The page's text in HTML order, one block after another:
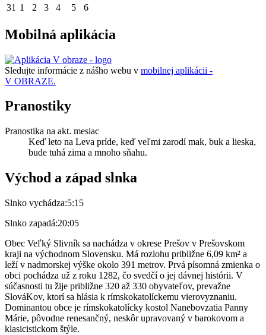
31 1 2 3 4 5 6
Mobilná aplikácia
Sledujte informácie z nášho webu v mobilnej aplikácii -
V OBRAZE.
Pranostiky
Pranostika na akt. mesiac
Keď leto na Leva príde, keď veľmi zarodí mak, buk a lieska,
bude tuhá zima a mnoho sňahu.
Východ a západ slnka
Slnko vychádza:5:15
Slnko zapadá:20:05
Obec Veľký Slivník sa nachádza v okrese Prešov v Prešovskom
kraji na východnom Slovensku. Má rozlohu približne 6,09 km² a
leží v nadmorskej výške okolo 391 metrov. Prvá písomná zmienka o
obci pochádza už z roku 1282, čo svedčí o jej dávnej histórii. V
súčasnosti tu žije približne 320 až 330 obyvateľov, prevažne
SlováKov, ktorí sa hlásia k rímskokatolíckemu vierovyznaniu.
Dominantou obce je rímskokatolícky kostol Nanebovzatia Panny
Márie, pôvodne renesančný, neskôr upravovaný v barokovom a
klasicistickom štýle.